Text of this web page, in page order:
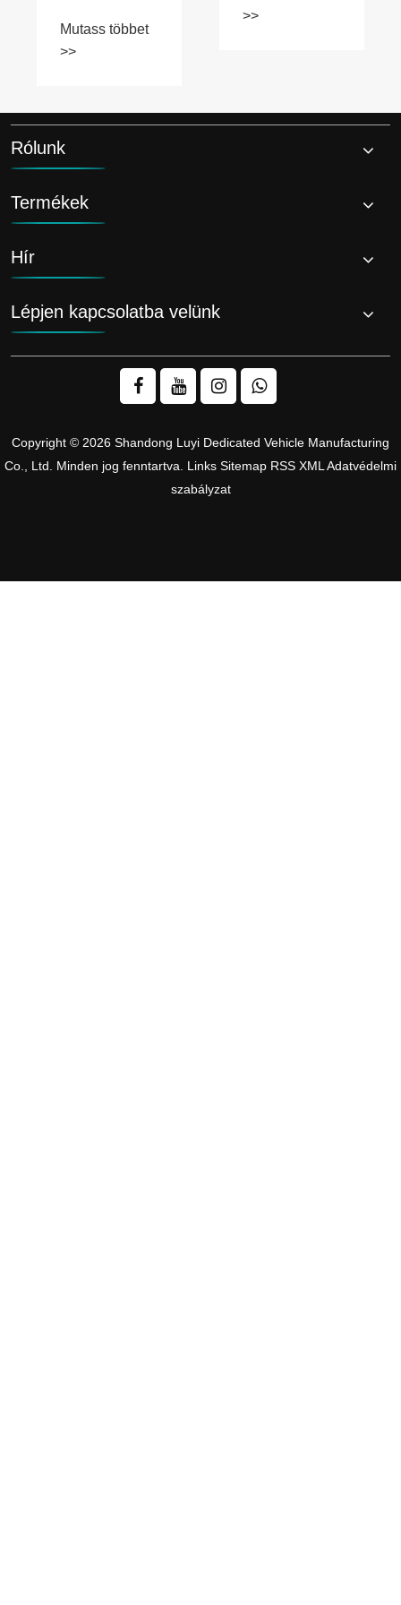
anyagok
szállításához
Rólunk
Termékek
Hír
Lépjen kapcsolatba velünk
Copyright © 2026 Shandong Luyi Dedicated Vehicle Manufacturing
Co., Ltd. Minden jog fenntartva. Links Sitemap RSS XMLAdatvédelmi
szabályzat